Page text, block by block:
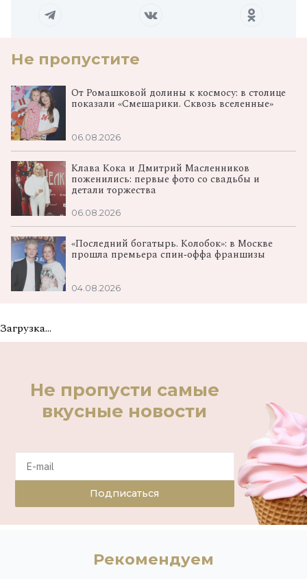
Не пропустите
От Ромашковой долины к космосу: в столице
показали «Смешарики. Сквозь вселенные»
06.08.2026
Клава Кока и Дмитрий Масленников
поженились: первые фото со свадьбы и
детали торжества
06.08.2026
«Последний богатырь. Колобок»: в Москве
прошла премьера спин‑оффа франшизы
04.08.2026
Загрузка...
Не пропусти самые
вкусные новости
Подписаться
Рекомендуем